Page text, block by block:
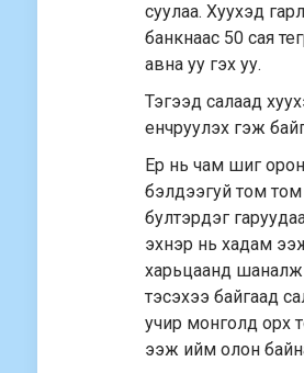
суулаа. Хуухэд
банкнаас 50 сая
авна уу гэх уу.
Тэгээд салаад
енчруулэх гэж
Ер нь чам шиг
бэлдээгуй том
бултэрдэг
эхнэр нь хадам
харьцаанд
тэсэхээ байгаад
учир монголд орх
ээж ийм олон